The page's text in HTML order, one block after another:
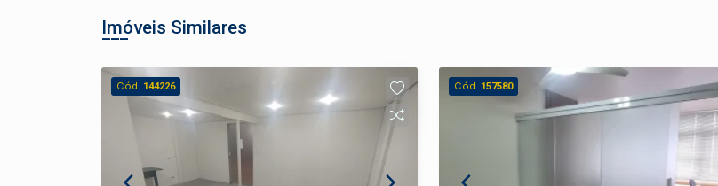
Imóveis Similares
Cód. 144226 Cód. 157580